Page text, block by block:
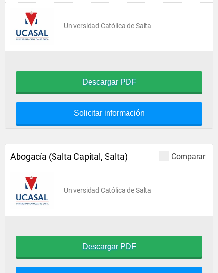
Universidad Católica de Salta
Descargar PDF
Solicitar información
Comparar
Abogacía (Salta Capital, Salta)
Universidad Católica de Salta
Descargar PDF